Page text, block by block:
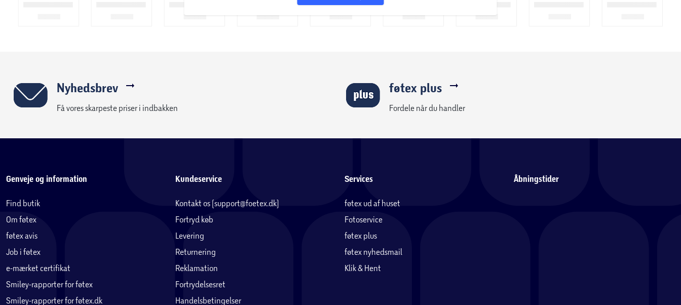
Nyhedsbrev
Få vores skarpeste priser i indbakken
føtex plus
Fordele når du handler
Genveje og information
Find butik
Om føtex
føtex avis
Job i føtex
e-mærket certifikat
Smiley-rapporter for føtex
Smiley-rapporter for føtex.dk
Kundeservice
Kontakt os (support@foetex.dk)
Fortryd køb
Levering
Returnering
Reklamation
Fortrydelsesret
Handelsbetingelser
Services
føtex ud af huset
Fotoservice
føtex plus
føtex nyhedsmail
Klik & Hent
Åbningstider